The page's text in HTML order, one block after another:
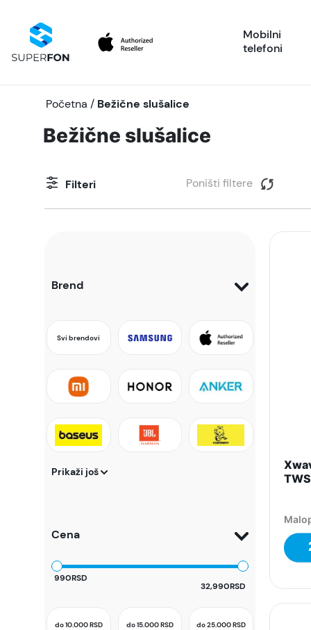
Mobilni
telefoni
Početna / Bežične slušalice
Bežične slušalice
Filteri Poništi filtere
Brend
Svi brendovi
Prikaži još
Cena
990RSD
32,990RSD
do 10.000RSD do 15.000RSD do 25.000RSD